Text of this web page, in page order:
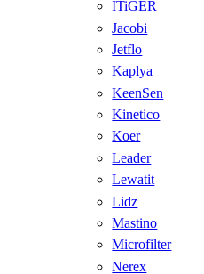
ITiGER
Jacobi
Jetflo
Kaplya
KeenSen
Kinetico
Koer
Leader
Lewatit
Lidz
Mastino
Microfilter
Nerex